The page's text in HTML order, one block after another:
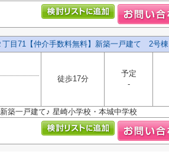
丁目71【仲介手数料無料】新築一戸建て 2号棟
徒歩17分
予定
-
一戸建て♪ 星崎小学校・本城中学校